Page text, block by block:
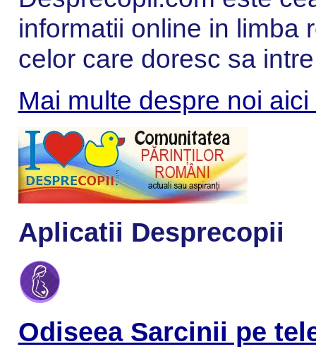
informatii online in limba
celor care doresc sa
Mai multe despre noi aici
Aplicatii Desprecopii
Odiseea Sarcinii pe